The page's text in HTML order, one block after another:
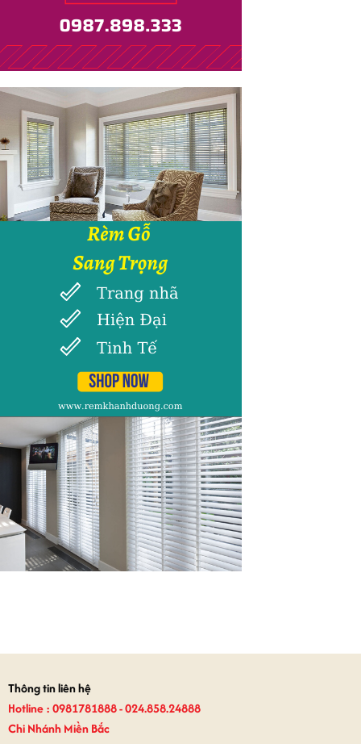
Thông tin liên hệ
Hotline : 0981781888 - 024.858.24888
Chi Nhánh Miền Bắc